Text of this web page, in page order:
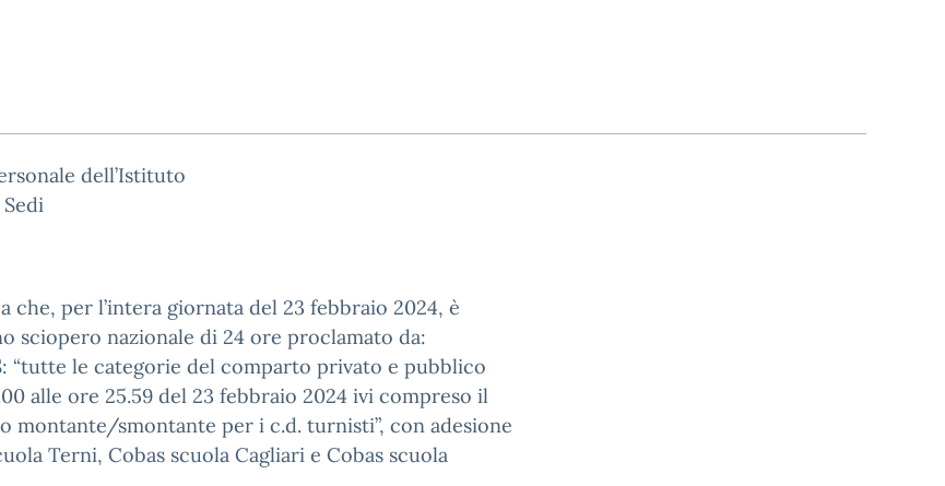
dell’Istituto
che, per l’intera giornata del 23 febbraio 2024, è
sciopero nazionale di 24 ore proclamato da:
“tutte le categorie del comparto privato e pubblico
alle ore 25.59 del 23 febbraio 2024 ivi compreso il
montante/smontante per i c.d. turnisti”, con adesione
Terni, Cobas scuola Cagliari e Cobas scuola